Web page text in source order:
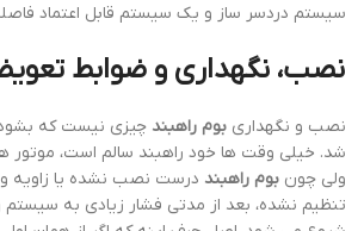
سیستم دردسر ساز و یک سیستم قابل اعتماد
نصب، نگهداری و ضوابط
نصب و نگهداری بوم راهبند چیزی نیست که
شد. خیلی وقت ها خود راهبند سالم است، موتور
ولی چون بوم راهبند درست نصب نشده یا زاویه
تنظیم نشده، بعد از مدتی فشار زیادی به سیستم